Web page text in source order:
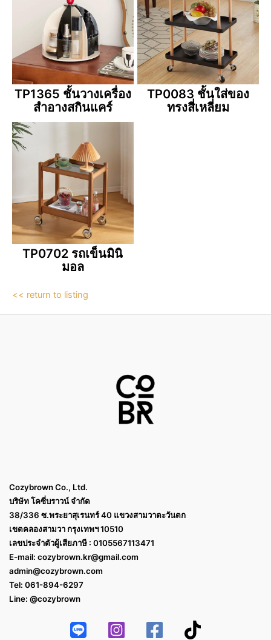
TP1365 ชั้นวางเครื่อง
สำอางสกินแคร์
TP0083 ชั้นใส่ของ
ทรงสี่เหลี่ยม
TP0702 รถเข็นมินิ
มอล
<< return to listing
Cozybrown Co., Ltd.
บริษัท โคซี่บราวน์ จำกัด
38/336 ซ.พระยาสุเรนทร์ 40 แขวงสามวาตะวันตก
เขตคลองสามวา กรุงเทพฯ 10510
เลขประจำตัวผู้เสียภาษี : 0105567113471
E-mail: cozybrown.kr@gmail.com
admin@cozybrown.com
Tel: 061-894-6297
Line: @cozybrown